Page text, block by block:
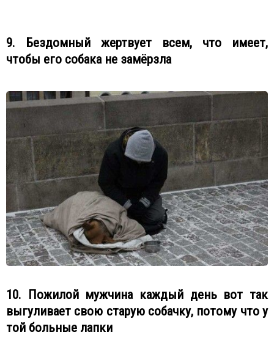
9. Бездомный жертвует всем, что имеет,
чтобы его собака не замёрзла
10. Пожилой мужчина каждый день вот так
выгуливает свою старую собачку, потому что у
той больные лапки